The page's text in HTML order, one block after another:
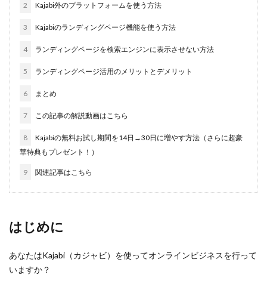
2 Kajabi外のプラットフォームを使う方法
3 Kajabiのランディングページ機能を使う方法
4 ランディングページを検索エンジンに表示させない方法
5 ランディングページ活用のメリットとデメリット
6 まとめ
7 この記事の解説動画はこちら
8
Kajabiの無料お試し期間を14日→30日に増やす方法（さらに超豪
華特典もプレゼント！）
9 関連記事はこちら
はじめに
あなたはKajabi（カジャビ）を使ってオンラインビジネスを行って
いますか？